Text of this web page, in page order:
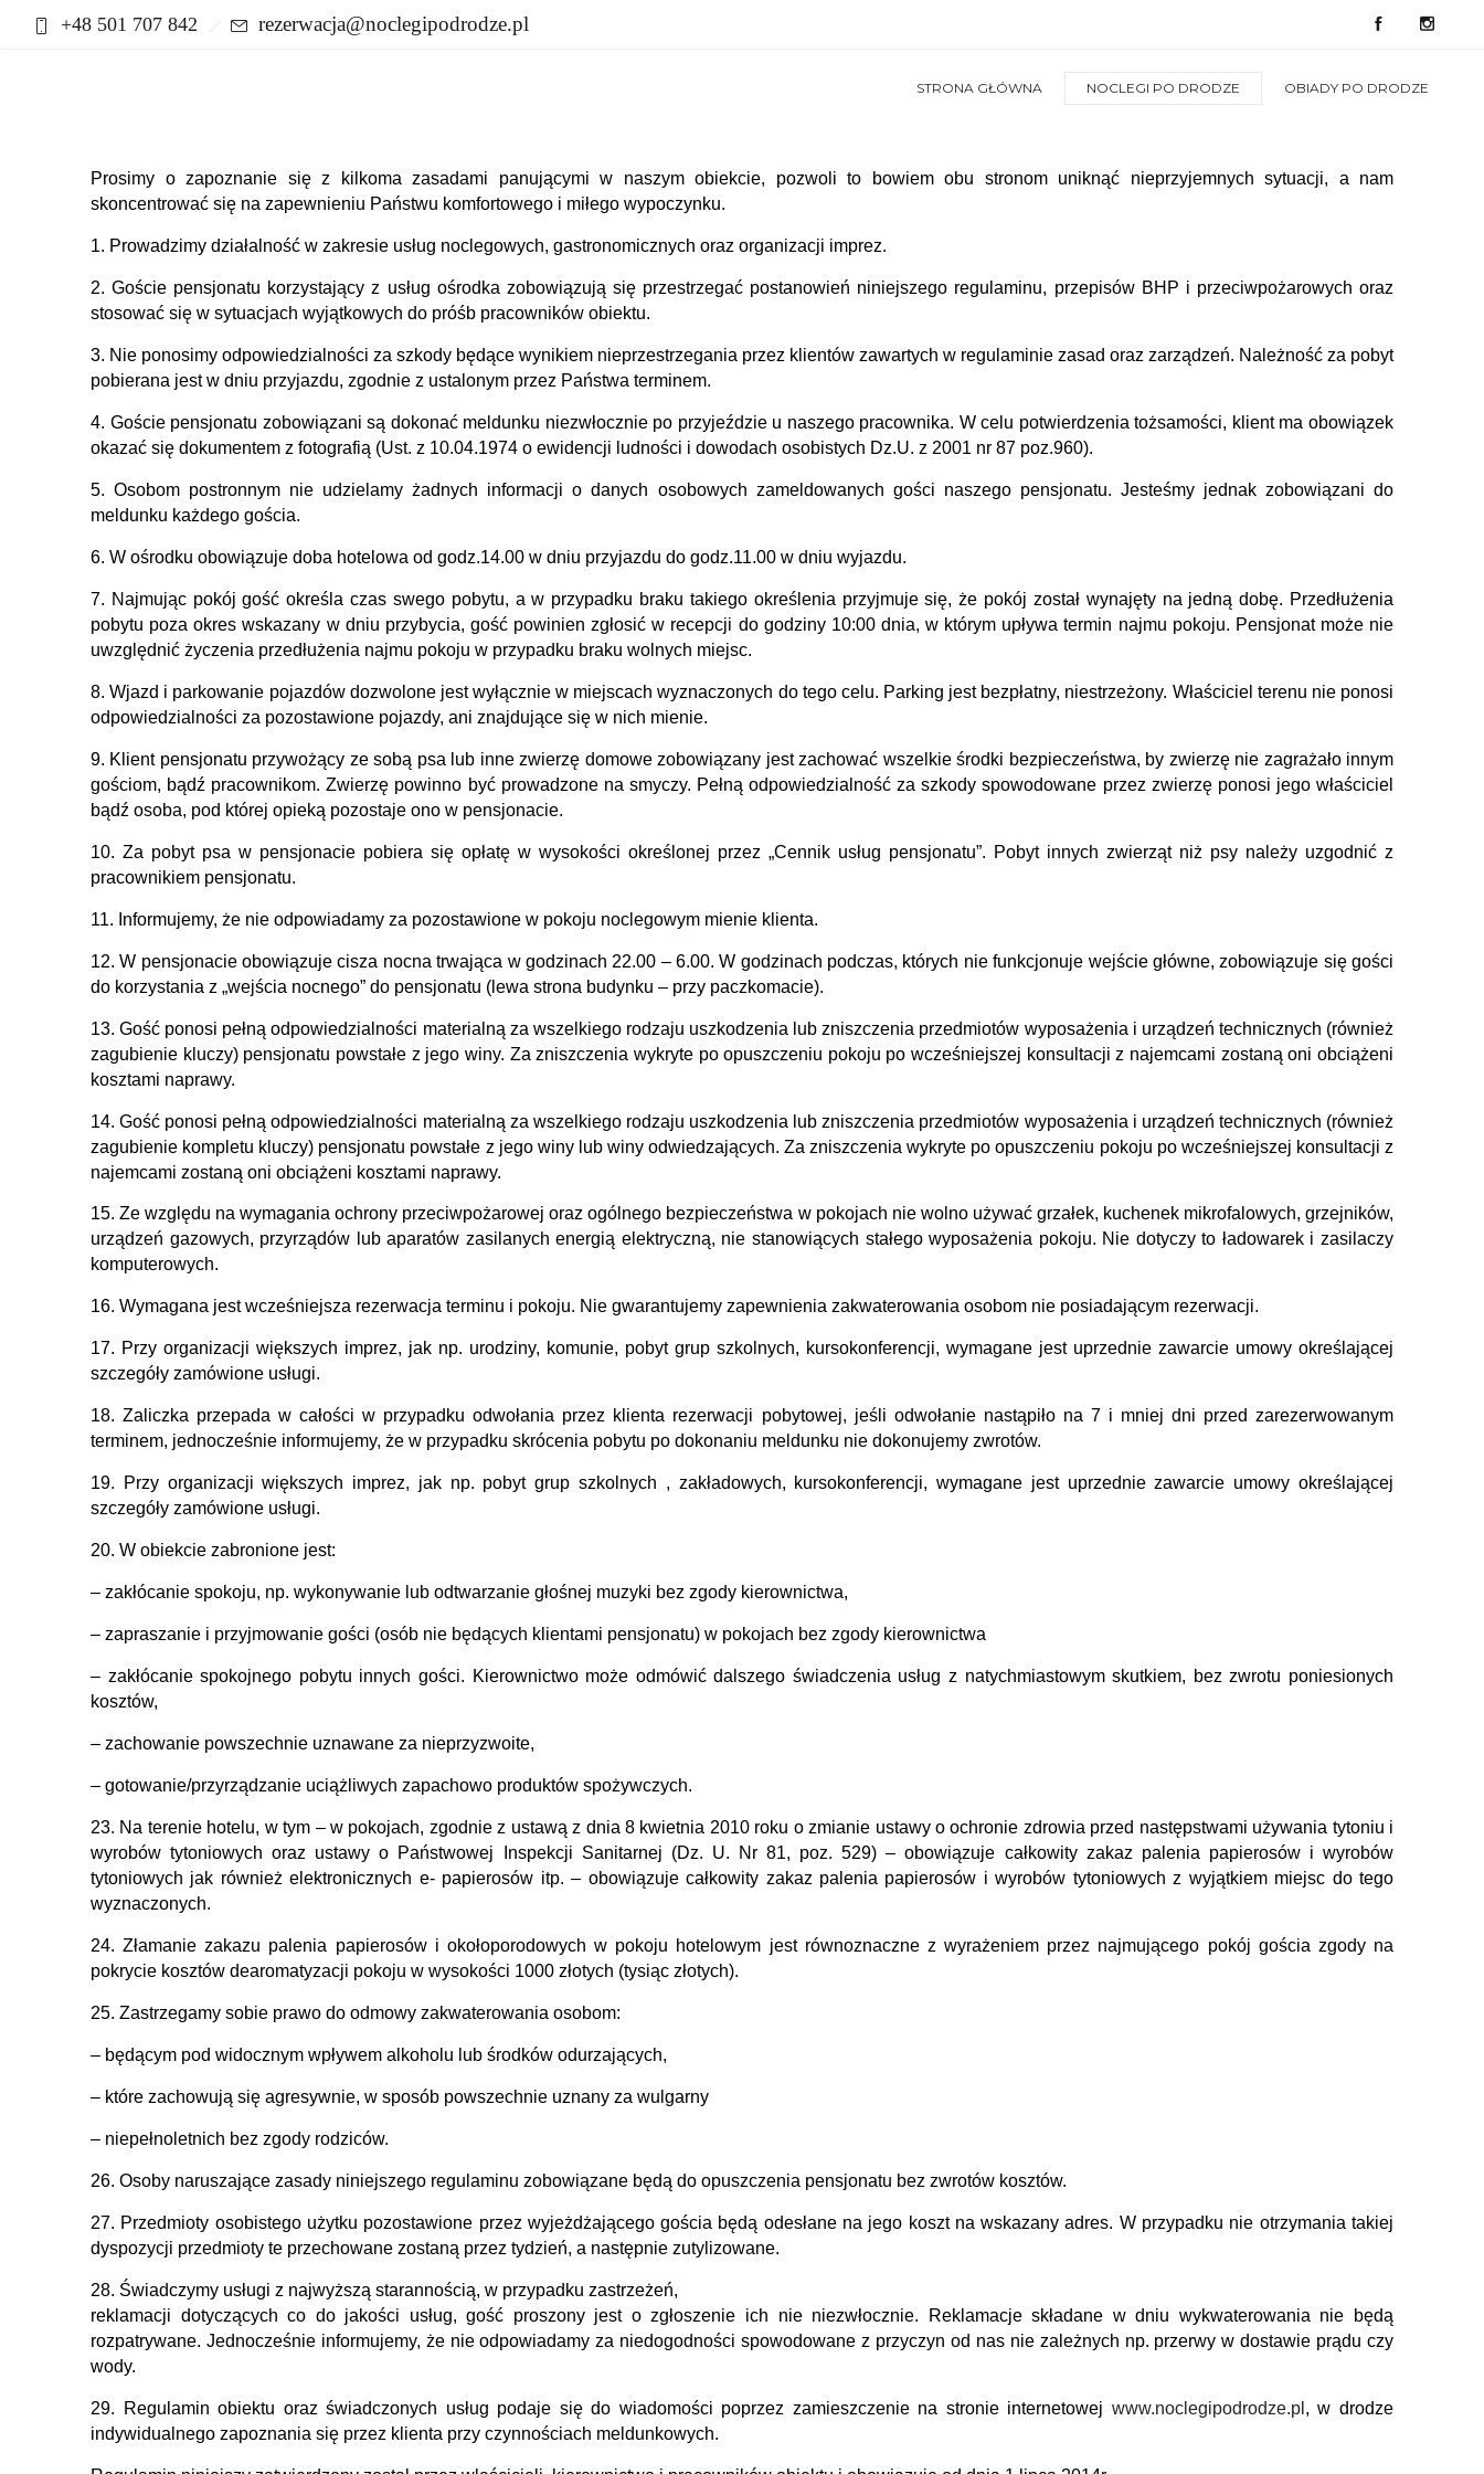
+48 501 707 842 rezerwacja@noclegipodrodze.pl
STRONA GŁÓWNA NOCLEGI PO DRODZE OBIADY PO DRODZE
Prosimy o zapoznanie się z kilkoma zasadami panującymi w naszym obiekcie, pozwoli to bowiem obu stronom uniknąć nieprzyjemnych sytuacji, a nam
skoncentrować się na zapewnieniu Państwu komfortowego i miłego wypoczynku.
1. Prowadzimy działalność w zakresie usług noclegowych, gastronomicznych oraz organizacji imprez.
2. Goście pensjonatu korzystający z usług ośrodka zobowiązują się przestrzegać postanowień niniejszego regulaminu, przepisów BHP i przeciwpożarowych oraz
stosować się w sytuacjach wyjątkowych do próśb pracowników obiektu.
3. Nie ponosimy odpowiedzialności za szkody będące wynikiem nieprzestrzegania przez klientów zawartych w regulaminie zasad oraz zarządzeń. Należność za pobyt
pobierana jest w dniu przyjazdu, zgodnie z ustalonym przez Państwa terminem.
4. Goście pensjonatu zobowiązani są dokonać meldunku niezwłocznie po przyjeździe u naszego pracownika. W celu potwierdzenia tożsamości, klient ma obowiązek
okazać się dokumentem z fotografią (Ust. z 10.04.1974 o ewidencji ludności i dowodach osobistych Dz.U. z 2001 nr 87 poz.960).
5. Osobom postronnym nie udzielamy żadnych informacji o danych osobowych zameldowanych gości naszego pensjonatu. Jesteśmy jednak zobowiązani do
meldunku każdego gościa.
6. W ośrodku obowiązuje doba hotelowa od godz.14.00 w dniu przyjazdu do godz.11.00 w dniu wyjazdu.
7. Najmując pokój gość określa czas swego pobytu, a w przypadku braku takiego określenia przyjmuje się, że pokój został wynajęty na jedną dobę. Przedłużenia
pobytu poza okres wskazany w dniu przybycia, gość powinien zgłosić w recepcji do godziny 10:00 dnia, w którym upływa termin najmu pokoju. Pensjonat może nie
uwzględnić życzenia przedłużenia najmu pokoju w przypadku braku wolnych miejsc.
8. Wjazd i parkowanie pojazdów dozwolone jest wyłącznie w miejscach wyznaczonych do tego celu. Parking jest bezpłatny, niestrzeżony. Właściciel terenu nie ponosi
odpowiedzialności za pozostawione pojazdy, ani znajdujące się w nich mienie.
9. Klient pensjonatu przywożący ze sobą psa lub inne zwierzę domowe zobowiązany jest zachować wszelkie środki bezpieczeństwa, by zwierzę nie zagrażało innym
gościom, bądź pracownikom. Zwierzę powinno być prowadzone na smyczy. Pełną odpowiedzialność za szkody spowodowane przez zwierzę ponosi jego właściciel
bądź osoba, pod której opieką pozostaje ono w pensjonacie.
10. Za pobyt psa w pensjonacie pobiera się opłatę w wysokości określonej przez „Cennik usług pensjonatu”. Pobyt innych zwierząt niż psy należy uzgodnić z
pracownikiem pensjonatu.
11. Informujemy, że nie odpowiadamy za pozostawione w pokoju noclegowym mienie klienta.
12. W pensjonacie obowiązuje cisza nocna trwająca w godzinach 22.00 – 6.00. W godzinach podczas, których nie funkcjonuje wejście główne, zobowiązuje się gości
do korzystania z „wejścia nocnego” do pensjonatu (lewa strona budynku – przy paczkomacie).
13. Gość ponosi pełną odpowiedzialności materialną za wszelkiego rodzaju uszkodzenia lub zniszczenia przedmiotów wyposażenia i urządzeń technicznych (również
zagubienie kluczy) pensjonatu powstałe z jego winy. Za zniszczenia wykryte po opuszczeniu pokoju po wcześniejszej konsultacji z najemcami zostaną oni obciążeni
kosztami naprawy.
14. Gość ponosi pełną odpowiedzialności materialną za wszelkiego rodzaju uszkodzenia lub zniszczenia przedmiotów wyposażenia i urządzeń technicznych (również
zagubienie kompletu kluczy) pensjonatu powstałe z jego winy lub winy odwiedzających. Za zniszczenia wykryte po opuszczeniu pokoju po wcześniejszej konsultacji z
najemcami zostaną oni obciążeni kosztami naprawy.
15. Ze względu na wymagania ochrony przeciwpożarowej oraz ogólnego bezpieczeństwa w pokojach nie wolno używać grzałek, kuchenek mikrofalowych, grzejników,
urządzeń gazowych, przyrządów lub aparatów zasilanych energią elektryczną, nie stanowiących stałego wyposażenia pokoju. Nie dotyczy to ładowarek i zasilaczy
komputerowych.
16. Wymagana jest wcześniejsza rezerwacja terminu i pokoju. Nie gwarantujemy zapewnienia zakwaterowania osobom nie posiadającym rezerwacji.
17. Przy organizacji większych imprez, jak np. urodziny, komunie, pobyt grup szkolnych, kursokonferencji, wymagane jest uprzednie zawarcie umowy określającej
szczegóły zamówione usługi.
18. Zaliczka przepada w całości w przypadku odwołania przez klienta rezerwacji pobytowej, jeśli odwołanie nastąpiło na 7 i mniej dni przed zarezerwowanym
terminem, jednocześnie informujemy, że w przypadku skrócenia pobytu po dokonaniu meldunku nie dokonujemy zwrotów.
19. Przy organizacji większych imprez, jak np. pobyt grup szkolnych , zakładowych, kursokonferencji, wymagane jest uprzednie zawarcie umowy określającej
szczegóły zamówione usługi.
20. W obiekcie zabronione jest:
– zakłócanie spokoju, np. wykonywanie lub odtwarzanie głośnej muzyki bez zgody kierownictwa,
– zapraszanie i przyjmowanie gości (osób nie będących klientami pensjonatu) w pokojach bez zgody kierownictwa
– zakłócanie spokojnego pobytu innych gości. Kierownictwo może odmówić dalszego świadczenia usług z natychmiastowym skutkiem, bez zwrotu poniesionych
kosztów,
– zachowanie powszechnie uznawane za nieprzyzwoite,
– gotowanie/przyrządzanie uciążliwych zapachowo produktów spożywczych.
23. Na terenie hotelu, w tym – w pokojach, zgodnie z ustawą z dnia 8 kwietnia 2010 roku o zmianie ustawy o ochronie zdrowia przed następstwami używania tytoniu i
wyrobów tytoniowych oraz ustawy o Państwowej Inspekcji Sanitarnej (Dz. U. Nr 81, poz. 529) – obowiązuje całkowity zakaz palenia papierosów i wyrobów
tytoniowych jak również elektronicznych e- papierosów itp.– obowiązuje całkowity zakaz palenia papierosów i wyrobów tytoniowych z wyjątkiem miejsc do tego
wyznaczonych.
24. Złamanie zakazu palenia papierosów i okołoporodowych w pokoju hotelowym jest równoznaczne z wyrażeniem przez najmującego pokój gościa zgody na
pokrycie kosztów dearomatyzacji pokoju w wysokości 1000 złotych (tysiąc złotych).
25. Zastrzegamy sobie prawo do odmowy zakwaterowania osobom:
– będącym pod widocznym wpływem alkoholu lub środków odurzających,
– które zachowują się agresywnie, w sposób powszechnie uznany za wulgarny
– niepełnoletnich bez zgody rodziców.
26. Osoby naruszające zasady niniejszego regulaminu zobowiązane będą do opuszczenia pensjonatu bez zwrotów kosztów.
27. Przedmioty osobistego użytku pozostawione przez wyjeżdżającego gościa będą odesłane na jego koszt na wskazany adres. W przypadku nie otrzymania takiej
dyspozycji przedmioty te przechowane zostaną przez tydzień, a następnie zutylizowane.
28. Świadczymy usługi z najwyższą starannością, w przypadku zastrzeżeń,
reklamacji dotyczących co do jakości usług, gość proszony jest o zgłoszenie ich nie niezwłocznie. Reklamacje składane w dniu wykwaterowania nie będą
rozpatrywane. Jednocześnie informujemy, że nie odpowiadamy za niedogodności spowodowane z przyczyn od nas nie zależnych np. przerwy w dostawie prądu czy
wody.
29. Regulamin obiektu oraz świadczonych usług podaje się do wiadomości poprzez zamieszczenie na stronie internetowej www.noclegipodrodze.pl , w drodze
indywidualnego zapoznania się przez klienta przy czynnościach meldunkowych.